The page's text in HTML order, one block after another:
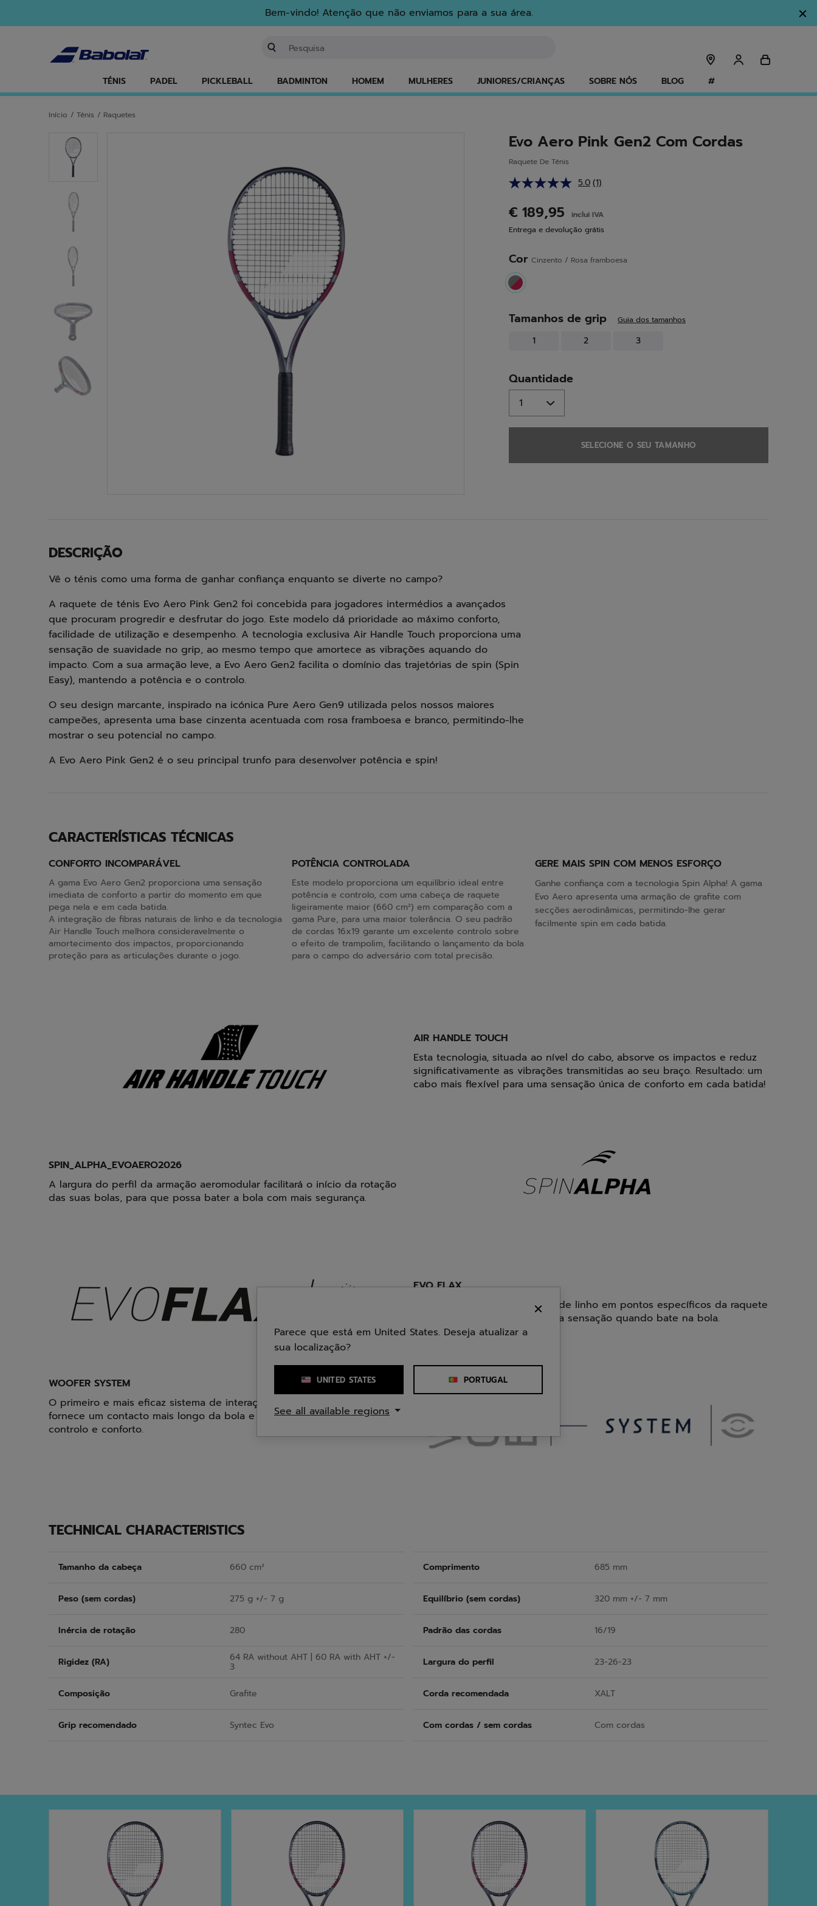
Bem-vindo! Atenção que não enviamos para a sua área.
TÉNIS PADEL PICKLEBALL BADMINTON HOMEM MULHERES JUNIORES/CRIANÇAS SOBRE NÓS BLOG #
Início / Ténis / Raquetes
Evo Aero Pink Gen2 Com Cordas
Raquete De Ténis
5.0 Leu
Link
para
a
página.
(1)
€ 189,95
inclui IVA
Entrega e devolução grátis
Cor Cinzento / Rosa framboesa
selected
Tamanhos de grip Guia dos tamanhos
1 2 3
Quantidade
SELECIONE O SEU TAMANHO
DESCRIÇÃO
Vê o ténis como uma forma de ganhar confiança enquanto se diverte no campo?
A raquete de ténis Evo Aero Pink Gen2 foi concebida para jogadores intermédios a avançados
que procuram progredir e desfrutar do jogo. Este modelo dá prioridade ao máximo conforto,
facilidade de utilização e desempenho. A tecnologia exclusiva Air Handle Touch proporciona uma
sensação de suavidade no grip, ao mesmo tempo que amortece as vibrações aquando do
impacto. Com a sua armação leve, a Evo Aero Gen2 facilita o domínio das trajetórias de spin (Spin
Easy), mantendo a potência e o controlo.
O seu design marcante, inspirado na icónica Pure Aero Gen9 utilizada pelos nossos maiores
campeões, apresenta uma base cinzenta acentuada com rosa framboesa e branco, permitindo-lhe
mostrar o seu potencial no campo.
A Evo Aero Pink Gen2 é o seu principal trunfo para desenvolver potência e spin!
CARACTERÍSTICAS TÉCNICAS
CONFORTO INCOMPARÁVEL
A gama Evo Aero Gen2 proporciona uma sensação
imediata de conforto a partir do momento em que
pega nela e em cada batida.
A integração de fibras naturais de linho e da tecnologia
Air Handle Touch melhora consideravelmente o
amortecimento dos impactos, proporcionando
proteção para as articulações durante o jogo.
POTÊNCIA CONTROLADA
Este modelo proporciona um equilíbrio ideal entre
potência e controlo, com uma cabeça de raquete
ligeiramente maior (660 cm²) em comparação com a
gama Pure, para uma maior tolerância. O seu padrão
de cordas 16x19 garante um excelente controlo sobre
o efeito de trampolim, facilitando o lançamento da bola
para o campo do adversário com total precisão.
GERE MAIS SPIN COM MENOS ESFORÇO
Ganhe confiança com a tecnologia Spin Alpha! A gama
Evo Aero apresenta uma armação de grafite com
secções aerodinâmicas, permitindo-lhe gerar
facilmente spin em cada batida.
AIR HANDLE TOUCH
Esta tecnologia, situada ao nível do cabo, absorve os impactos e reduz
significativamente as vibrações transmitidas ao seu braço. Resultado: um
cabo mais flexível para uma sensação única de conforto em cada batida!
SPIN_ALPHA_EVOAERO2026
A largura do perfil da armação aeromodular facilitará o início da rotação
das suas bolas, para que possa bater a bola com mais segurança.
EVO FLAX
Esta adição de fibras naturais de linho em pontos específicos da raquete
reduz as vibrações e melhora a sensação quando bate na bola.
WOOFER SYSTEM
O primeiro e mais eficaz sistema de interação armação-cordas que
fornece um contacto mais longo da bola e das cordas para maior
controlo e conforto.
TECHNICAL CHARACTERISTICS
Tamanho da cabeça 660 cm² Comprimento 685 mm
Peso (sem cordas) 275 g +/- 7 g Equilíbrio (sem cordas) 320 mm +/- 7 mm
Inércia de rotação 280 Padrão das cordas 16/19
Rigidez (RA) 64 RA without AHT | 60 RA with AHT +/-
3 Largura do perfil 23-26-23
Composição Grafite Corda recomendada XALT
Grip recomendado Syntec Evo Com cordas / sem cordas Com cordas
Parece que está em United States. Deseja atualizar a
sua localização?
UNITED STATES PORTUGAL
See all available regions